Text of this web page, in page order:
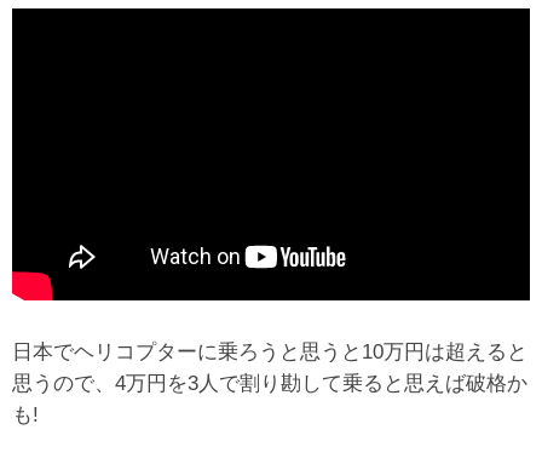
日本でヘリコプターに乗ろうと思うと10万円は超えると
思うので、4万円を3人で割り勘して乗ると思えば破格か
も!